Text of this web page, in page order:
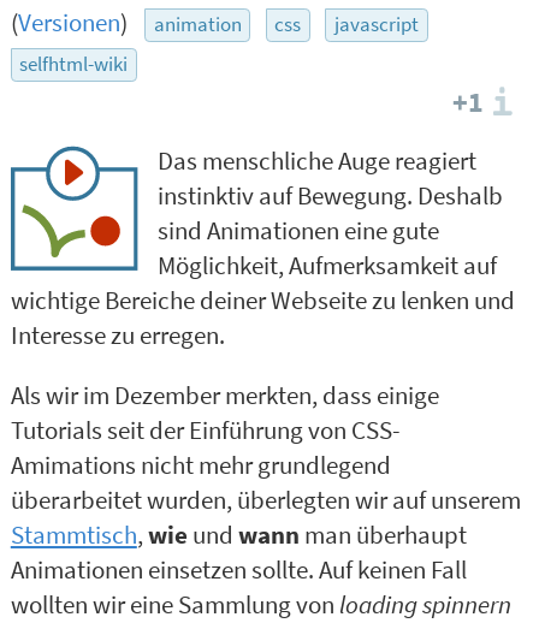
Mail-des
(Versionen) animation css
javascript
selfhtml-wiki
+1
Das menschliche Auge reagiert
instinktiv auf Bewegung. Deshalb
sind Animationen eine gute
Möglichkeit, Aufmerksamkeit auf
wichtige Bereiche deiner Webseite zu lenken und
Interesse zu erregen.
Als wir im Dezember merkten, dass einige
Tutorials seit der Einführung von CSS-
Amimations nicht mehr grundlegend
überarbeitet wurden, überlegten wir auf unserem
Stammtisch,wie und wann man überhaupt
Animationen einsetzen sollte. Auf keinen Fall
wollten wir eine Sammlung von loading spinnern